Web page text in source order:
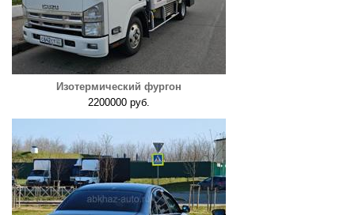
Изотермический фургон
2200000 руб.